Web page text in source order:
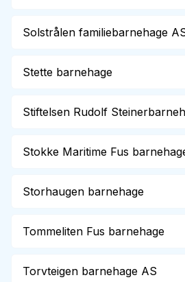
Solstrålen familiebarnehage
Stette barnehage
Stiftelsen Rudolf
Stokke Maritime Fus
Storhaugen barnehage
Tommeliten Fus barnehage
Torvteigen barnehage AS